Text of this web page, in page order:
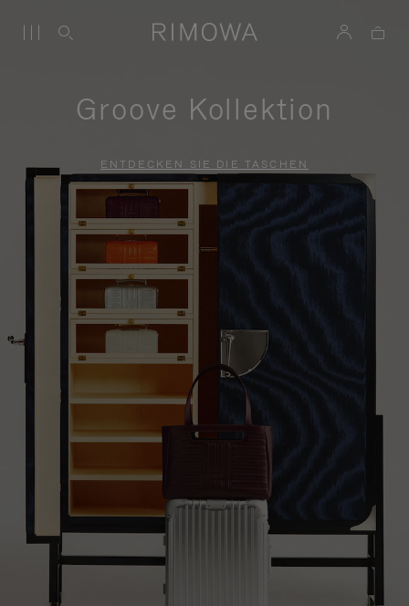
Groove Kollektion
ENTDECKEN SIE DIE TASCHEN